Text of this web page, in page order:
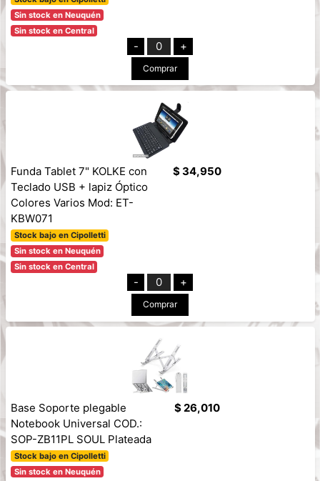
Sin stock en Neuquén
Sin stock en Central
- 0 +
Comprar
Funda Tablet 7" KOLKE con
Teclado USB + lapiz Óptico
Colores Varios Mod: ET-
KBW071
Stock bajo en Cipolletti
Sin stock en Neuquén
Sin stock en Central
$ 34,950
- 0 +
Comprar
Base Soporte plegable
Notebook Universal COD.:
SOP-ZB11PL SOUL Plateada
Stock bajo en Cipolletti
Sin stock en Neuquén
$ 26,010